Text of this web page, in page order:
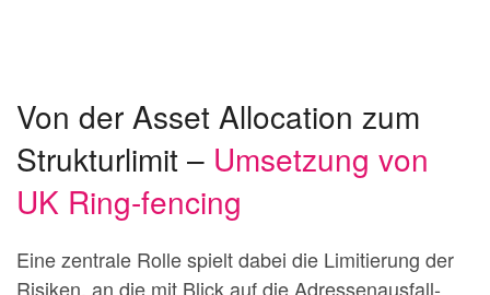
Von der Asset Allocation zum
Strukturlimit – Umsetzung von
UK Ring-fencing
Eine zentrale Rolle spielt dabei die Limitierung der
Risiken, an die mit Blick auf die Adressenausfall-